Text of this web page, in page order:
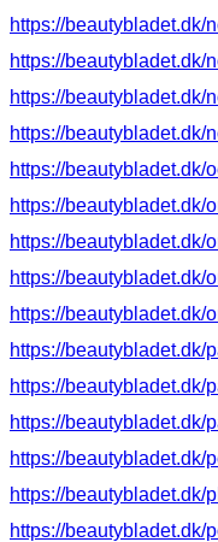
https://beautybladet.dk/
https://beautybladet.dk/
https://beautybladet.dk/
https://beautybladet.dk/
https://beautybladet.dk/
https://beautybladet.dk/
https://beautybladet.dk/
https://beautybladet.dk/
https://beautybladet.dk/
https://beautybladet.dk/
https://beautybladet.dk/
https://beautybladet.dk/
https://beautybladet.dk/
https://beautybladet.dk/
https://beautybladet.dk/